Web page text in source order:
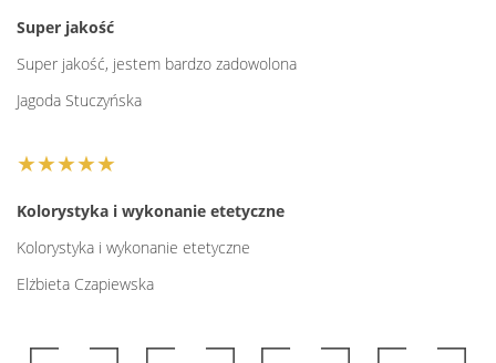
Super jakość
Super jakość, jestem bardzo zadowolona
Jagoda Stuczyńska
★★★★★
Kolorystyka i wykonanie etetyczne
Kolorystyka i wykonanie etetyczne
Elżbieta Czapiewska